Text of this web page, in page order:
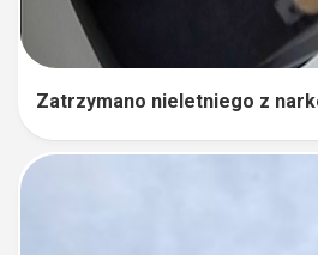
Zatrzymano nieletniego z